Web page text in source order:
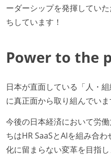
ーダーシップを発揮してい
ちしています！
Power to the
日本が直面している「人・
に真正面から取り組んでいま
今後の日本経済において労
ちはHR SaaSとAIを組み合
化に留まらない変革を目指